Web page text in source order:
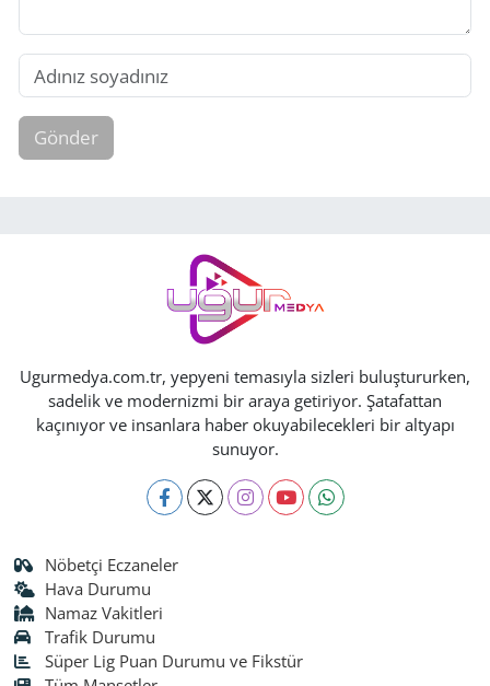
Gönder
Ugurmedya.com.tr, yepyeni temasıyla sizleri buluştururken,
sadelik ve modernizmi bir araya getiriyor. Şatafattan
kaçınıyor ve insanlara haber okuyabilecekleri bir altyapı
sunuyor.
Nöbetçi Eczaneler
Hava Durumu
Namaz Vakitleri
Trafik Durumu
Süper Lig Puan Durumu ve Fikstür